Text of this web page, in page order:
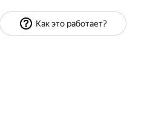
Как это работает?